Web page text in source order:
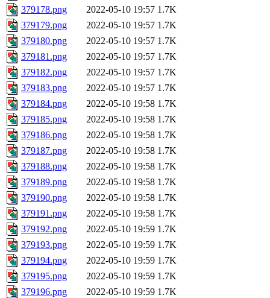
379178.png
2022-05-10 19:57 1.7K
379179.png
2022-05-10 19:57 1.7K
379180.png
2022-05-10 19:57 1.7K
379181.png
2022-05-10 19:57 1.7K
379182.png
2022-05-10 19:57 1.7K
379183.png
2022-05-10 19:57 1.7K
379184.png
2022-05-10 19:58 1.7K
379185.png
2022-05-10 19:58 1.7K
379186.png
2022-05-10 19:58 1.7K
379187.png
2022-05-10 19:58 1.7K
379188.png
2022-05-10 19:58 1.7K
379189.png
2022-05-10 19:58 1.7K
379190.png
2022-05-10 19:58 1.7K
379191.png
2022-05-10 19:58 1.7K
379192.png
2022-05-10 19:59 1.7K
379193.png
2022-05-10 19:59 1.7K
379194.png
2022-05-10 19:59 1.7K
379195.png
2022-05-10 19:59 1.7K
379196.png
2022-05-10 19:59 1.7K